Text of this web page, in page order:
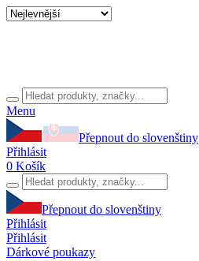
Menu
Přepnout do slovenštiny
Přihlásit
0 Košík
Přepnout do slovenštiny
Přihlásit
Přihlásit
Dárkové poukazy